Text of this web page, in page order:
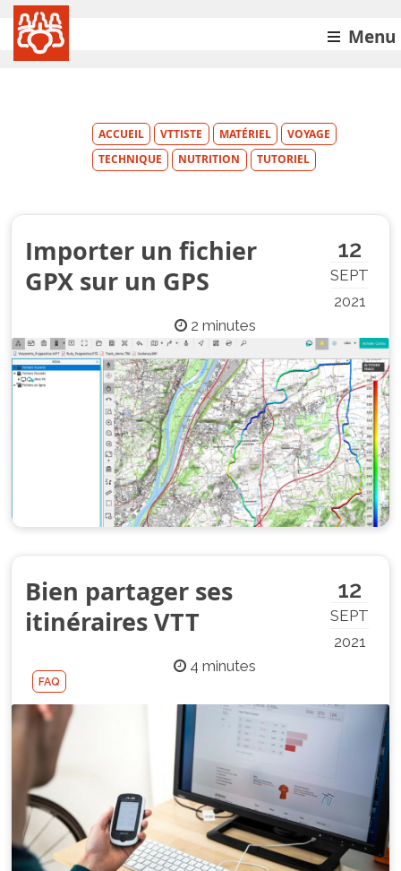
Menu
ACCUEIL VTTISTE MATÉRIEL
VOYAGE
TECHNIQUE
NUTRITION TUTORIEL
12
SEPT
2021
Importer un fichier
GPX sur un GPS
2 minutes
12
SEPT
2021
Bien partager ses
itinéraires VTT
4 minutes
FAQ